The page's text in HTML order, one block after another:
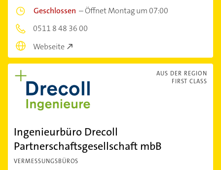
Geschlossen –Öffnet Montag um 07:00
0511 8 48 36 00
Webseite
AUS DER REGION
FIRST CLASS
Ingenieurbüro Drecoll
Partnerschaftsgesellschaft mbB
VERMESSUNGSBÜROS